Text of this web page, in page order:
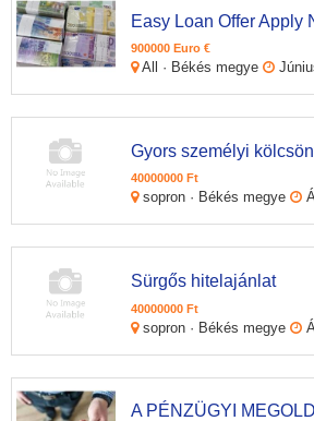
Easy Loan Offer Apply
900000 Euro €
All · Békés megye
Gyors személyi
40000000 Ft
sopron · Békés megye
Sürgős hitelajánlat
40000000 Ft
sopron · Békés megye
A PÉNZÜGYI